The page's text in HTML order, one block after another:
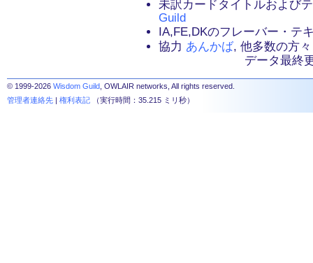
未訳カードタイトルおよび
Guild
IA,FE,DKのフレーバー・テ
協力 あんかば, 他多数の方々
データ最終
© 1999-2026 Wisdom Guild , OWLAIR networks, All rights reserved.
管理者連絡先 | 権利表記 （実行時間：35.215 ミリ秒）